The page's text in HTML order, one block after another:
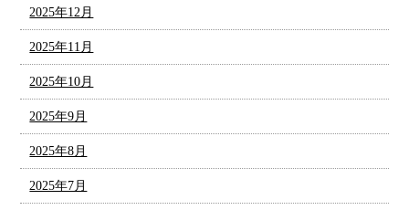
2025年12月
2025年11月
2025年10月
2025年9月
2025年8月
2025年7月